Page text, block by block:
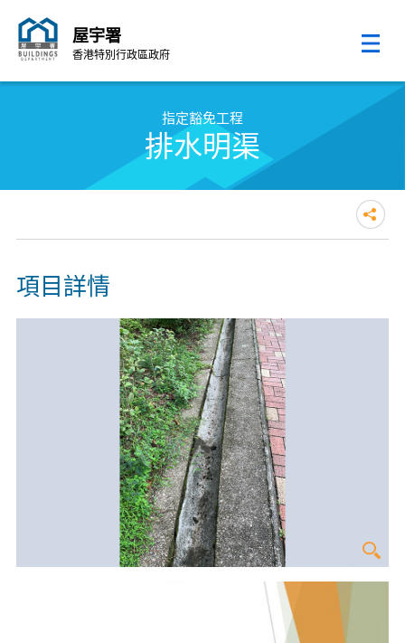
屋宇署
香港特別行政區政府
指定豁免工程
排水明渠
項目詳情